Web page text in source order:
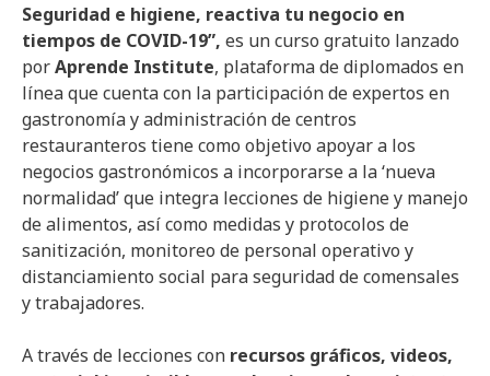
Seguridad e higiene, reactiva tu negocio en
tiempos de COVID-19”, es un curso gratuito lanzado
porAprende Institute, plataforma de diplomados en
línea que cuenta con la participación de expertos en
gastronomía y administración de centros
restauranteros tiene como objetivo apoyar a los
negocios gastronómicos a incorporarse a la ‘nueva
normalidad’ que integra lecciones de higiene y manejo
de alimentos, así como medidas y protocolos de
sanitización, monitoreo de personal operativo y
distanciamiento social para seguridad de comensales
y trabajadores.
A través de lecciones con recursos gráficos, videos,